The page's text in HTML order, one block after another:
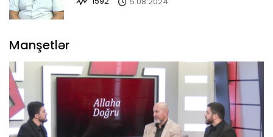
Manşetlər